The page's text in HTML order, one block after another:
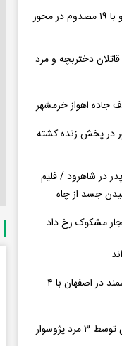
تصادف ۱۲ خودرو با ۱۹ مصدوم در محور
دختربچه و مرد
در پخش زنده کشته
در شاهرود / فلیم
جسد از چاه
مشکوک رخ داد
واژگونی مرگبار سمند در اصفهان با ۴
پژوسوار